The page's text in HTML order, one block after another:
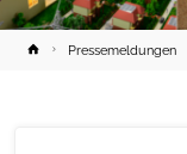
HomePressemeldungen